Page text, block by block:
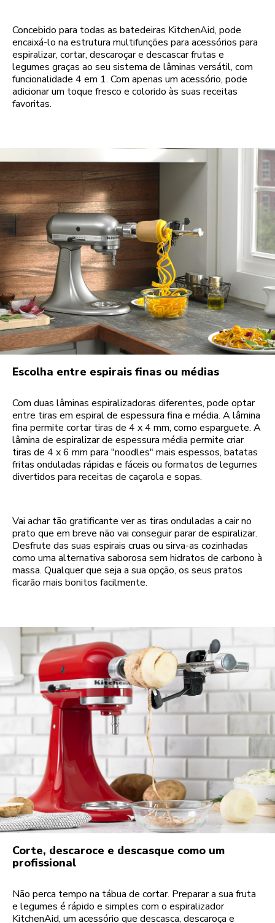
Concebido para todas as batedeiras KitchenAid, pode
encaixá-lo na estrutura multifunções para acessórios para
espiralizar, cortar, descaroçar e descascar frutas e
legumes graças ao seu sistema de lâminas versátil, com
funcionalidade 4 em 1. Com apenas um acessório, pode
adicionar um toque fresco e colorido às suas receitas
favoritas.
Escolha entre espirais finas ou médias
Com duas lâminas espiralizadoras diferentes, pode optar
entre tiras em espiral de espessura fina e média. A lâmina
fina permite cortar tiras de 4 x 4 mm, como esparguete. A
lâmina de espiralizar de espessura média permite criar
tiras de 4 x 6 mm para "noodles" mais espessos, batatas
fritas onduladas rápidas e fáceis ou formatos de legumes
divertidos para receitas de caçarola e sopas.
Vai achar tão gratificante ver as tiras onduladas a cair no
prato que em breve não vai conseguir parar de espiralizar.
Desfrute das suas espirais cruas ou sirva-as cozinhadas
como uma alternativa saborosa sem hidratos de carbono à
massa. Qualquer que seja a sua opção, os seus pratos
ficarão mais bonitos facilmente.
Corte, descaroce e descasque como um
profissional
Não perca tempo na tábua de cortar. Preparar a sua fruta
e legumes é rápido e simples com o espiralizador
KitchenAid, um acessório que descasca, descaroça e